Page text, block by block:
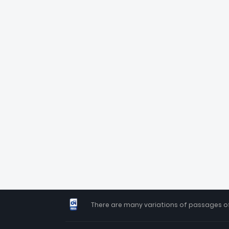
There are many variations of passages